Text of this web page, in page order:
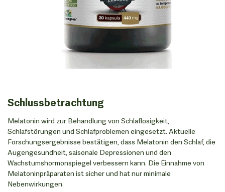
Schlussbetrachtung
Melatonin wird zur Behandlung von Schlaflosigkeit,
Schlafstörungen und Schlafproblemen eingesetzt. Aktuelle
Forschungsergebnisse bestätigen, dass Melatonin den Schlaf, die
Augengesundheit, saisonale Depressionen und den
Wachstumshormonspiegel verbessern kann. Die Einnahme von
Melatoninpräparaten ist sicher und hat nur minimale
Nebenwirkungen.